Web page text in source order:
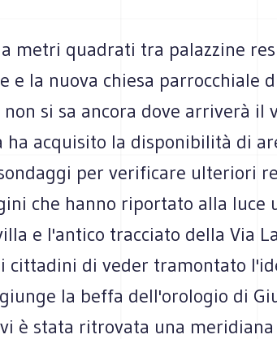
metri quadrati tra palazzine
e la nuova chiesa parrocchiale
si sa ancora dove arriverà il
acquisito la disponibilità di
per verificare ulteriori
che hanno riportato alla luce
e l'antico tracciato della Via
cittadini di veder tramontato
la beffa dell'orologio di
è stata ritrovata una